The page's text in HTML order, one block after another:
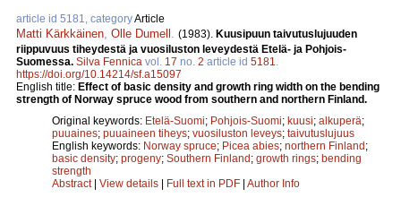
article id 5181, categoryArticle
Matti Kärkkäinen Olle Dumell (1983). Kuusipuun taivutuslujuuden
riippuvuus tiheydestä ja vuosiluston leveydestä Etelä- ja Pohjois-
Suomessa. Silva Fennica vol. 17 no. 2 article id 5181
https://doi.org/10.14214/sf.a15097
English title: Effect of basic density and growth ring width on the bending
strength of Norway spruce wood from southern and northern Finland.
Original keywords: Etelä-Suomi; Pohjois-Suomi; kuusi; alkuperä;
puuaines; puuaineen tiheys; vuosiluston leveys; taivutuslujuus
English keywords: Norway spruce; Picea abies; northern Finland;
basic density; progeny; Southern Finland; growth rings; bending
strength
Abstract| View details | Full text in PDF | Author Info